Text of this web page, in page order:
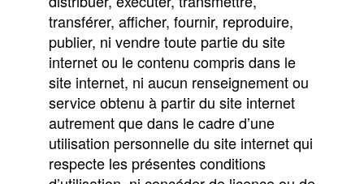
transférer, afficher, fournir, reproduire,
publier, ni vendre toute partie du site
internet ou le contenu compris dans le
site internet, ni aucun renseignement ou
service obtenu à partir du site internet
autrement que dans le cadre d’une
utilisation personnelle du site internet qui
respecte les présentes conditions